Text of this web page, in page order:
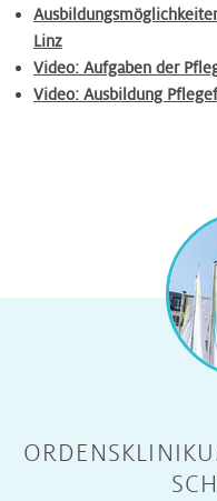
Linz
Video: Aufgaben der
Video: Ausbildung